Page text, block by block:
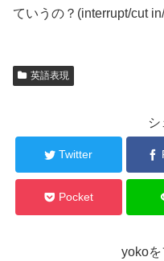
ていうの？(interrupt/cut
英語表現
シ
Twitter
Pocket
yokoを